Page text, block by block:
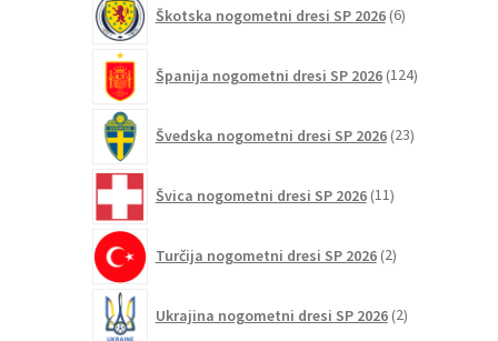
Škotska nogometni dresi SP 2026 6izdelkov
Španija nogometni dresi SP 2026 124izdelkov
Švedska nogometni dresi SP 2026 23izdelkov
Švica nogometni dresi SP 2026 11izdelkov
Turčija nogometni dresi SP 2026 2izdelka
Ukrajina nogometni dresi SP 2026 2izdelka